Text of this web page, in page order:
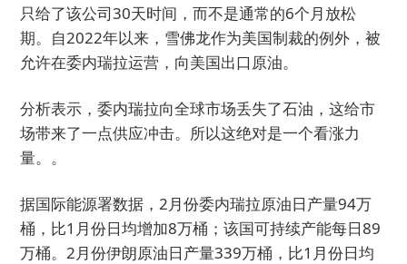
只给了该公司30天时间，而不是通常的6个月放松
期。自2022年以来，雪佛龙作为美国制裁的例外，被
允许在委内瑞拉运营，向美国出口原油。
分析表示，委内瑞拉向全球市场丢失了石油，这给市
场带来了一点供应冲击。所以这绝对是一个看涨力
量。。
据国际能源署数据，2月份委内瑞拉原油日产量94万
桶，比1月份日均增加8万桶；该国可持续产能每日89
万桶。2月份伊朗原油日产量339万桶，比1月份日均